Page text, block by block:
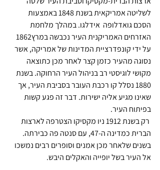
לשליטה אמריקאית בשנת 1848 באמצעות
הסכם גואדלופה  אידלגו. במהלך מלחמת
על ידי קונפדרציית המדינות של אמריקה, אשר
נסוגה מהעיר כזמן קצר לאחר מכן כתוצאה
מקושי לוגיסטי רב בניהול העיר הרחוקה. בשנת
1880 נסלל קו רכבת העובר בסביבת העיר, אך
שאינו מגיע אליה ישירות. דבר זה פגע קשות
בפיתוח העיר.
רק בשנת 1912 ניו מקסיקו הצטרפה לארצות
הברית כמדינה ה-47, עם סנטה פה כבירתה.
בשנים שלאחר מכן אמנים וסופרים רבים נמשכו
אל העיר בשל יופייה והאקלים היבש.